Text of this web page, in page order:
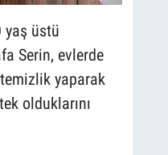
yaş üstü
Serin, evlerde
yaparak
olduklarını